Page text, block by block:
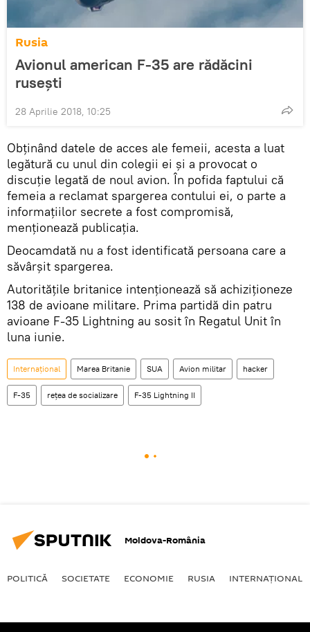
Rusia
Avionul american F-35 are rădăcini
rusești
28 Aprilie 2018, 10:25
Obținând datele de acces ale femeii, acesta a luat
legătură cu unul din colegii ei și a provocat o
discuție legată de noul avion. În pofida faptului că
femeia a reclamat spargerea contului ei, o parte a
informațiilor secrete a fost compromisă,
menționează publicația.
Deocamdată nu a fost identificată persoana care a
săvârșit spargerea.
Autoritățile britanice intenționează să achiziționeze
138 de avioane militare. Prima partidă din patru
avioane F-35 Lightning au sosit în Regatul Unit în
luna iunie.
Internaţional Marea Britanie SUA Avion militar hacker
F-35 rețea de socializare F-35 Lightning II
Moldova-România
POLITICĂ SOCIETATE ECONOMIE RUSIA INTERNAŢIONAL